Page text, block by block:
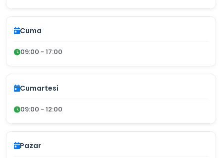
Cuma
09:00 - 17:00
Cumartesi
09:00 - 12:00
Pazar